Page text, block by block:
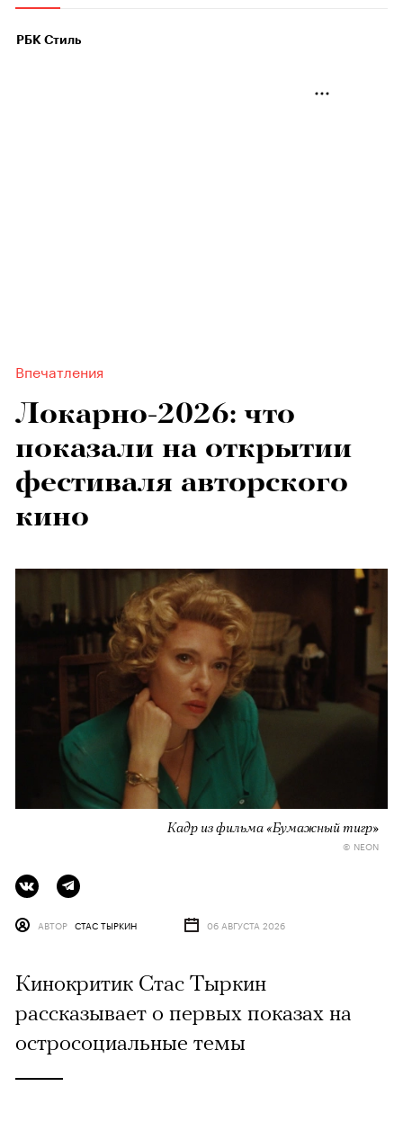
РБК Стиль
Впечатления
Локарно-2026: что
показали на открытии
фестиваля авторского
кино
Кадр из фильма «Бумажный тигр»
© NEON
АВТОР СТАС ТЫРКИН 06 АВГУСТА 2026
Кинокритик Стас Тыркин
рассказывает о первых показах на
остросоциальные темы